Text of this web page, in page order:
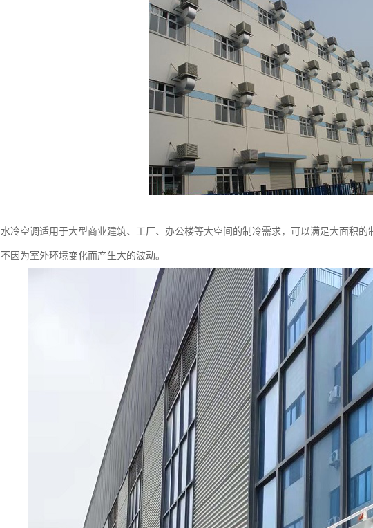
水冷空调适用于大型商业建筑、工厂、办公楼等大空间的制冷需求，可以满足大面积的
不因为室外环境变化而产生大的波动。